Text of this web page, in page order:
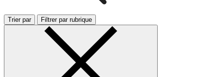
Trier par Filtrer par rubrique